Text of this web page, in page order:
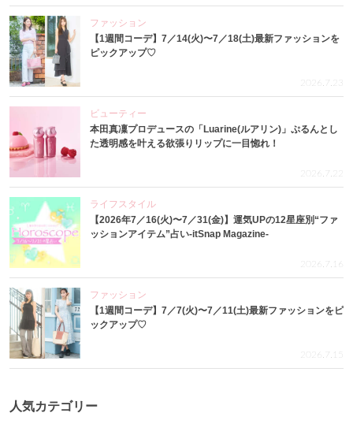
ファッション
【1週間コーデ】7／14(火)〜7／18(土)最新ファッションを
ピックアップ♡
2026.7.23
ビューティー
本田真凜プロデュースの「Luarine(ルアリン)」ぷるんとし
た透明感を叶える欲張りリップに一目惚れ！
2026.7.22
ライフスタイル
【2026年7／16(火)〜7／31(金)】運気UPの12星座別“ファ
ッションアイテム”占い-itSnap Magazine-
2026.7.16
ファッション
【1週間コーデ】7／7(火)〜7／11(土)最新ファッションをピ
ックアップ♡
2026.7.15
人気カテゴリー